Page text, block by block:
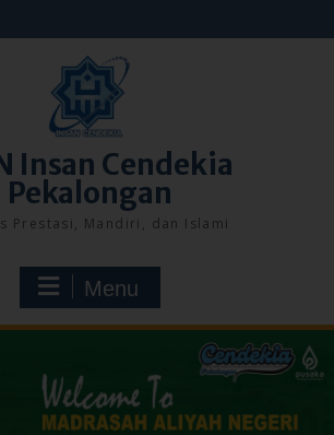
Insan Cendekia
Pekalongan
Prestasi, Mandiri, dan Islami
Menu